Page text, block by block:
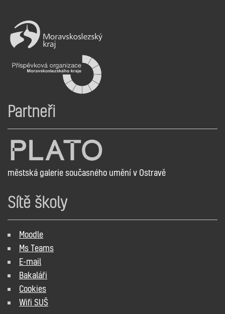
Partneři
městská galerie současného umění v Ostravě
Sítě školy
Moodle
Ms Teams
E-mail
Bakaláři
Cookies
Wifi SUŠ